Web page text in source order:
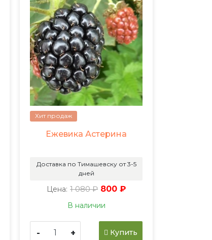
Хит продаж
Ежевика Астерина
Доставка по Тимашевску от 3-5
дней
Цена: 1 080 ₽ 800 ₽
В наличии
- + Купить